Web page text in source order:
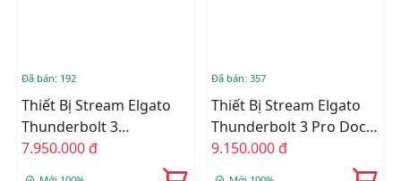
Đã bán: 192
Thiết Bị Stream Elgato
Thunderbolt 3
10DAA8501
7.950.000 đ
Đã bán: 357
Thiết Bị Stream Elgato
Thunderbolt 3 Pro Dock
10DAC8501
9.150.000 đ